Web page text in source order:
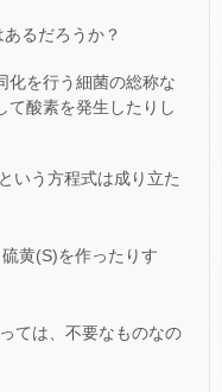
るだろうか？
化を行う細菌の総称な
て酸素を発生したりし
いう方程式は成り立た
黄(S)を作ったりす
ては、不要なものなの